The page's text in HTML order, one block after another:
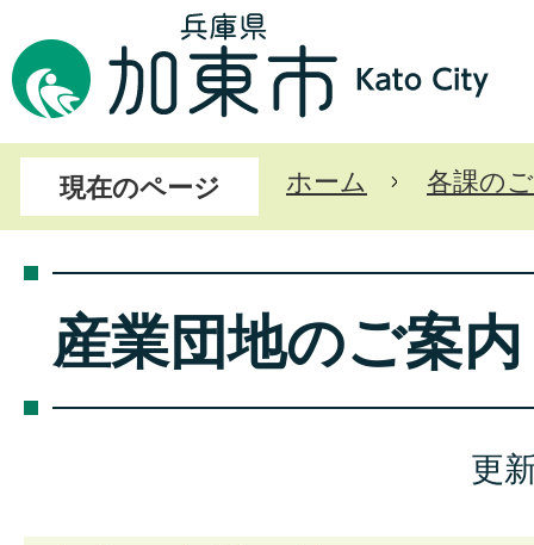
現在のページ ホーム 各課の
産業団地のご案内
更